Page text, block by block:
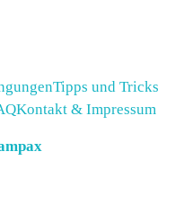
Tipps und Tricks
Kontakt & Impressum